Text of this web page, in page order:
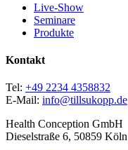
Live-Show
Seminare
Produkte
Kontakt
Tel: +49 2234 4358832
E-Mail: info@tillsukopp.de
Health Conception GmbH
Dieselstraße 6, 50859 Köln